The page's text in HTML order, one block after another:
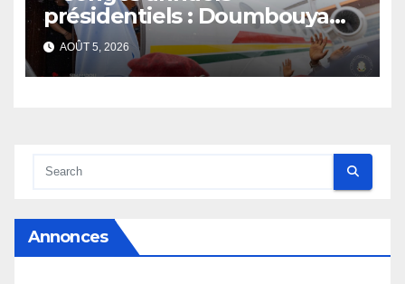
présidentiels : Doumbouya
s’envole, l’opposition s’agite,
l’armée rassure
AOÛT 5, 2026
Annonces